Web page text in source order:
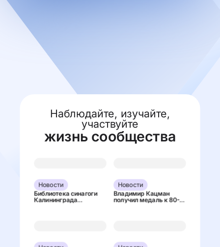
Наблюдайте, изучайте,
участвуйте
жизнь сообщества
Новости
Библиотека синагоги
Калининграда
Новости
Владимир Кацман
получил медаль к 80-